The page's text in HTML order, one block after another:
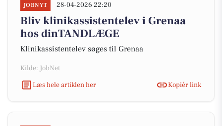
JOBNYT 28-04-2026 22:20
Bliv klinikassistentelev i Grenaa
hos dinTANDLÆGE
Klinikassistentelev søges til Grenaa
Kilde: JobNet
Læs hele artiklen her
Kopiér link